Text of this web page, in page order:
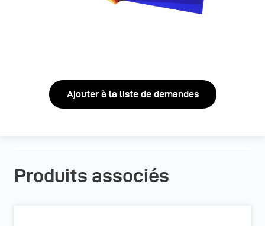
Ajouter à la liste de demandes
Produits associés